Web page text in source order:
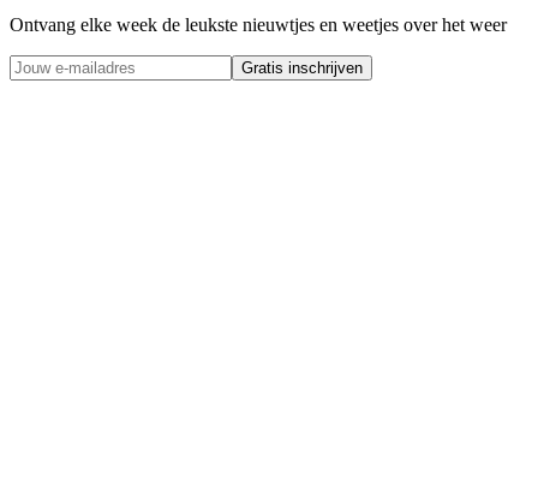
Ontvang elke week de leukste nieuwtjes en weetjes over het weer
Gratis inschrijven